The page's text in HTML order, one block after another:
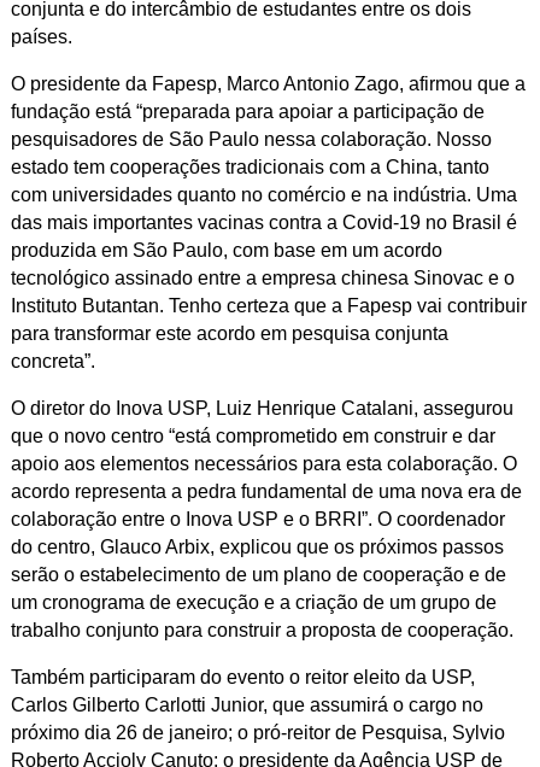
conjunta e do intercâmbio de estudantes entre os dois
países.
O presidente da Fapesp, Marco Antonio Zago, afirmou que a
fundação está “preparada para apoiar a participação de
pesquisadores de São Paulo nessa colaboração. Nosso
estado tem cooperações tradicionais com a China, tanto
com universidades quanto no comércio e na indústria. Uma
das mais importantes vacinas contra a Covid-19 no Brasil é
produzida em São Paulo, com base em um acordo
tecnológico assinado entre a empresa chinesa Sinovac e o
Instituto Butantan. Tenho certeza que a Fapesp vai contribuir
para transformar este acordo em pesquisa conjunta
concreta”.
O diretor do Inova USP, Luiz Henrique Catalani, assegurou
que o novo centro “está comprometido em construir e dar
apoio aos elementos necessários para esta colaboração. O
acordo representa a pedra fundamental de uma nova era de
colaboração entre o Inova USP e o BRRI”. O coordenador
do centro, Glauco Arbix, explicou que os próximos passos
serão o estabelecimento de um plano de cooperação e de
um cronograma de execução e a criação de um grupo de
trabalho conjunto para construir a proposta de cooperação.
Também participaram do evento o reitor eleito da USP,
Carlos Gilberto Carlotti Junior, que assumirá o cargo no
próximo dia 26 de janeiro; o pró-reitor de Pesquisa, Sylvio
Roberto Accioly Canuto; o presidente da Agência USP de